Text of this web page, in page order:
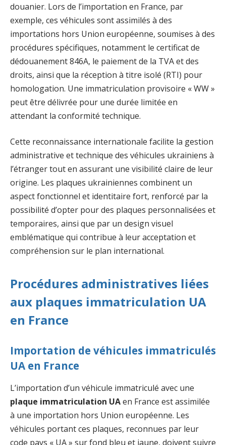
douanier. Lors de l’importation en France, par
exemple, ces véhicules sont assimilés à des
importations hors Union européenne, soumises à des
procédures spécifiques, notamment le certificat de
dédouanement 846A, le paiement de la TVA et des
droits, ainsi que la réception à titre isolé (RTI) pour
homologation. Une immatriculation provisoire « WW »
peut être délivrée pour une durée limitée en
attendant la conformité technique.
Cette reconnaissance internationale facilite la gestion
administrative et technique des véhicules ukrainiens à
l’étranger tout en assurant une visibilité claire de leur
origine. Les plaques ukrainiennes combinent un
aspect fonctionnel et identitaire fort, renforcé par la
possibilité d’opter pour des plaques personnalisées et
temporaires, ainsi que par un design visuel
emblématique qui contribue à leur acceptation et
compréhension sur le plan international.
Procédures administratives liées
aux plaques immatriculation UA
en France
Importation de véhicules immatriculés
UA en France
L’importation d’un véhicule immatriculé avec une
plaque immatriculation UAen France est assimilée
à une importation hors Union européenne. Les
véhicules portant ces plaques, reconnues par leur
code pays « UA » sur fond bleu et jaune, doivent suivre